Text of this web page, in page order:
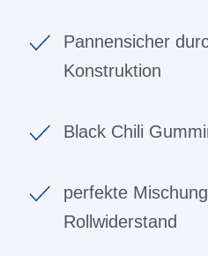
Pannensicher
Konstruktion
Black Chili
perfekte
Rollwiderstand